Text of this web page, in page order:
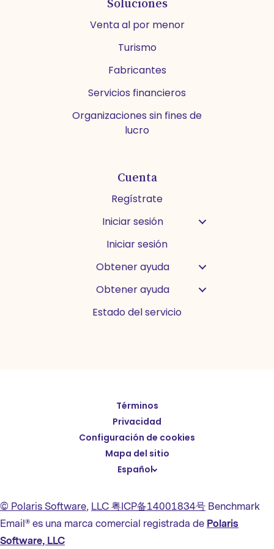
Soluciones
Venta al por menor
Turismo
Fabricantes
Servicios financieros
Organizaciones sin fines de
lucro
Cuenta
Regístrate
Iniciar sesión
Iniciar sesión
Obtener ayuda
Obtener ayuda
Estado del servicio
Términos
Privacidad
Configuración de cookies
Mapa del sitio
Español
English
Deutsch
繁體中文
简体中文
Italiano
© Polaris Software, LLC 粤ICP备14001834号 Benchmark
Email® es una marca comercial registrada de Polaris
Software, LLC